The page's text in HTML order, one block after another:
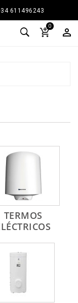
611496243

0

TERMOS